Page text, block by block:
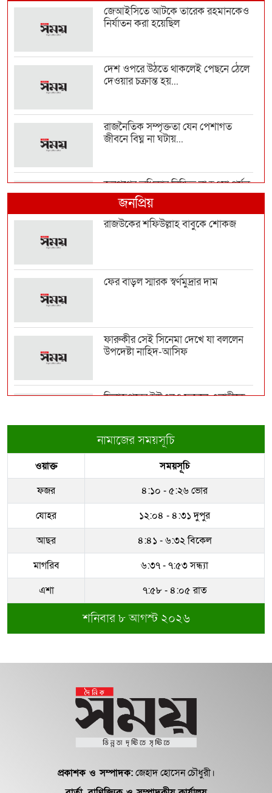
জেআইসিতে আটকে তারেক রহমানকেও
নির্যাতন করা হয়েছিল
দেশ ওপরে উঠতে থাকলেই পেছনে ঠেলে
দেওয়ার চক্রান্ত হয়...
রাজনৈতিক সম্পৃক্ততা যেন পেশাগত
জীবনে বিঘ্ন না ঘটায়...
জনগণের অধিকার নিশ্চিত না হওয়া পর্যন্ত
জুলাই শেষ হব...
ফের বাড়ল স্বর্ণের দাম
‘বিদ্রোহী’ ফ...
কাঠামোগত সংস্কার না হলে এই সরকারও
স্বৈরাচারী হবে :...
বগুড়ায় ৭ শ্রমিকের মৃত্যু : স্বজনদের
আহাজারিতে ভারী...
জনপ্রিয়
রাজউকের শফিউল্লাহ বাবুকে শোকজ
ফের বাড়ল স্মারক স্বর্ণমুদ্রার দাম
ফারুকীর সেই সিনেমা দেখে যা বললেন
উপদেষ্টা নাহিদ-আসিফ
দিনাজপুরের ইউএনও ফজলে এলাহীকে
রাজউকের ইমারত পরিদর্শক বাপ্পিকে
জোন-৮ এ বদলী
ধরাকে সরা জ্ঞান করেন উমেদার রানা
সম্পদের পাহাড় গড়েছেন নকল নবিশ
আতাউর রহমান
অবশেষে বরখাস্ত রাজউকের শফিউল্লাহ
১৮ জুলাই সব মোবাইল গ্রাহকরা পাবেন
১ জিবি ফ্রি ইন্টারনেট
শেরে বাংলা বালিকা মহাবিদ্যালয়ে ‘নিয়ম
নামাজের সময়সূচি
ওয়াক্ত
সময়সূচি
ফজর
৪:১০ - ৫:২৬ ভোর
যোহর
১২:০৪ - ৪:৩১ দুপুর
আছর
৪:৪১ - ৬:৩২ বিকেল
মাগরিব
৬:৩৭ - ৭:৫৩ সন্ধ্যা
এশা
৭:৫৮ - ৪:০৫ রাত
শনিবার ৮ আগস্ট ২০২৬
প্রকাশক ও সম্পাদক:জেহাদ হোসেন চৌধুরী।